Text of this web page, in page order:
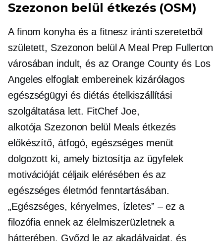
Szezonon belül étkezés (OSM)
A finom konyha és a fitnesz iránti szeretetből
született, Szezonon belül A Meal Prep Fullerton
városában indult, és az Orange County és Los
Angeles elfoglalt embereinek kizárólagos
egészségügyi és diétás ételkiszállítási
szolgáltatása lett. FitChef Joe,
alkotója Szezonon belül Meals étkezés
előkészítő, átfogó, egészséges menüt
dolgozott ki, amely biztosítja az ügyfelek
motivációját céljaik elérésében és az
egészséges életmód fenntartásában.
„Egészséges, kényelmes, ízletes” – ez a
filozófia ennek az élelmiszerüzletnek a
hátterében. Győzd le az akadályaidat, és